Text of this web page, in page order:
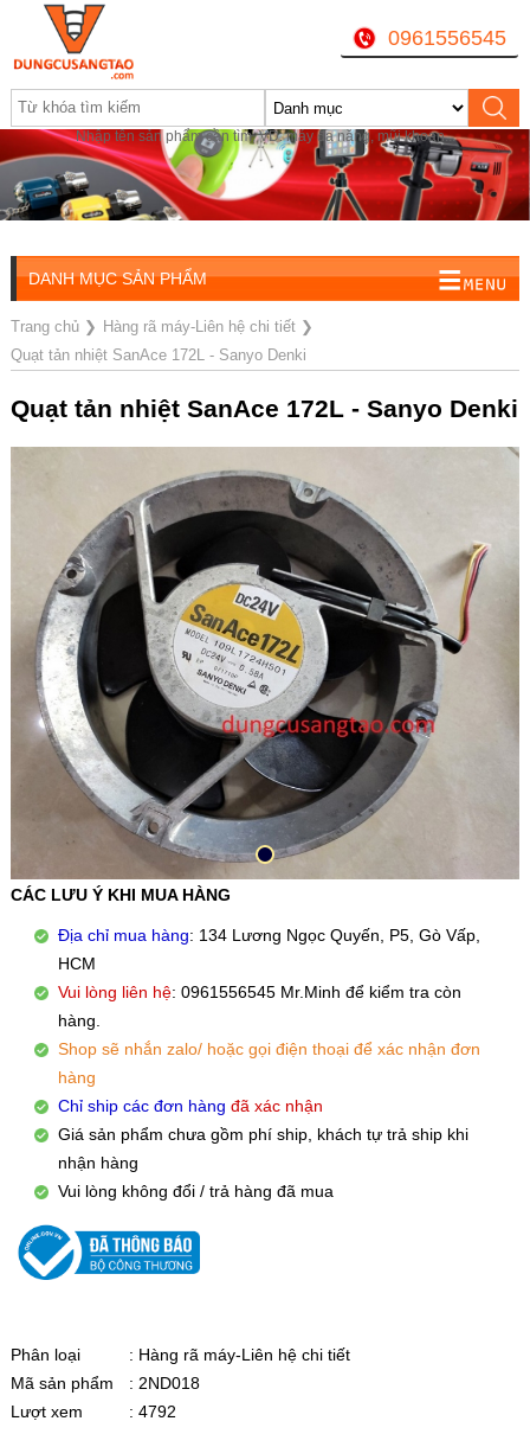
Nhập tên sản phẩm cần tìm, VD: máy đa năng, mũi khoan...
0961556545
DANH MỤC SẢN PHẨM
Trang chủ❯ Hàng rã máy-Liên hệ chi tiết❯
Quạt tản nhiệt SanAce 172L - Sanyo Denki
Quạt tản nhiệt SanAce 172L - Sanyo Denki
CÁC LƯU Ý KHI MUA HÀNG
Địa chỉ mua hàng: 134 Lương Ngọc Quyến, P5, Gò Vấp,
HCM
Vui lòng liên hệ: 0961556545 Mr.Minh để kiểm tra còn
hàng.
Shop sẽ nhắn zalo/ hoặc gọi điện thoại để xác nhận đơn
hàng
Chỉ ship các đơn hàng đã xác nhận
Giá sản phẩm chưa gồm phí ship, khách tự trả ship khi
nhận hàng
Vui lòng không đổi / trả hàng đã mua
Phân loại
: Hàng rã máy-Liên hệ chi tiết
Mã sản phẩm
: 2ND018
Lượt xem
: 4792